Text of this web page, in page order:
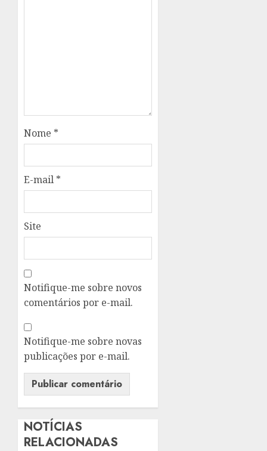
Nome *
E-mail *
Site
Notifique-me sobre novos
comentários por e-mail.
Notifique-me sobre novas
publicações por e-mail.
NOTÍCIAS
RELACIONADAS